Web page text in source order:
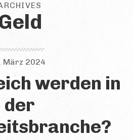
März 2024
werden in
der